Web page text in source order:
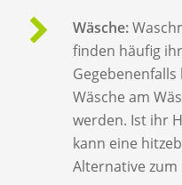
Wäsche:
finden häufig
Wäsche am
werden. Ist ihr
kann eine
Alternative